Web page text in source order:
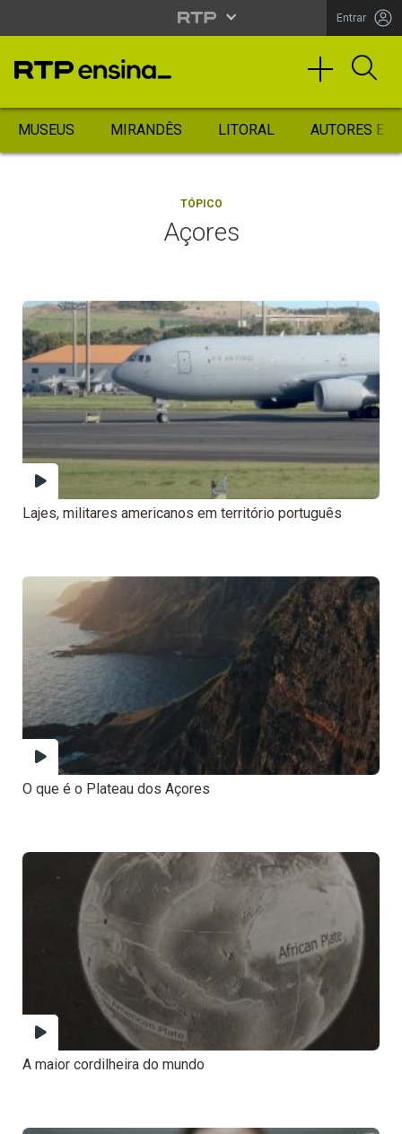
Entrar
MUSEUS MIRANDÊS LITORAL AUTORES
TÓPICO
Açores
Lajes, militares americanos em território português
O que é o Plateau dos Açores
A maior cordilheira do mundo